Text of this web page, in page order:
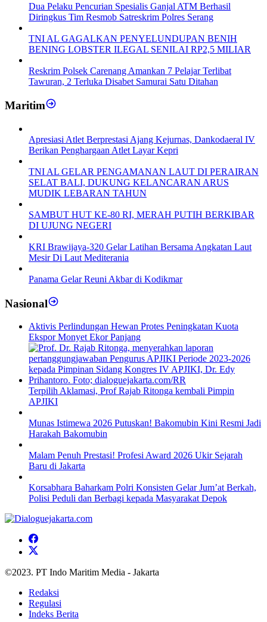
Dua Pelaku Pencurian Spesialis Ganjal ATM Berhasil
Diringkus Tim Resmob Satreskrim Polres Serang
TNI AL GAGALKAN PENYELUNDUPAN BENIH
BENING LOBSTER ILEGAL SENILAI RP2,5 MILIAR
Reskrim Polsek Carenang Amankan 7 Pelajar Terlibat
Tawuran, 2 Terluka Disabet Samurai Satu Ditahan
Maritim
Apresiasi Atlet Berprestasi Ajang Kejurnas, Dankodaeral IV
Berikan Penghargaan Atlet Layar Kepri
TNI AL GELAR PENGAMANAN LAUT DI PERAIRAN
SELAT BALI, DUKUNG KELANCARAN ARUS
MUDIK LEBARAN TAHUN
SAMBUT HUT KE-80 RI, MERAH PUTIH BERKIBAR
DI UJUNG NEGERI
KRI Brawijaya-320 Gelar Latihan Bersama Angkatan Laut
Mesir Di Laut Mediterania
Panama Gelar Reuni Akbar di Kodikmar
Nasional
Aktivis Perlindungan Hewan Protes Peningkatan Kuota
Ekspor Monyet Ekor Panjang
Terpilih Aklamasi, Prof Rajab Ritonga kembali Pimpin
APJIKI
Munas Istimewa 2026 Putuskan! Bakomubin Kini Resmi Jadi
Harakah Bakomubin
Malam Penuh Prestasi! Profesi Award 2026 Ukir Sejarah
Baru di Jakarta
Korsabhara Baharkam Polri Konsisten Gelar Jum’at Berkah,
Polisi Peduli dan Berbagi kepada Masyarakat Depok
©2023. PT Indo Maritim Media - Jakarta
Redaksi
Regulasi
Indeks Berita